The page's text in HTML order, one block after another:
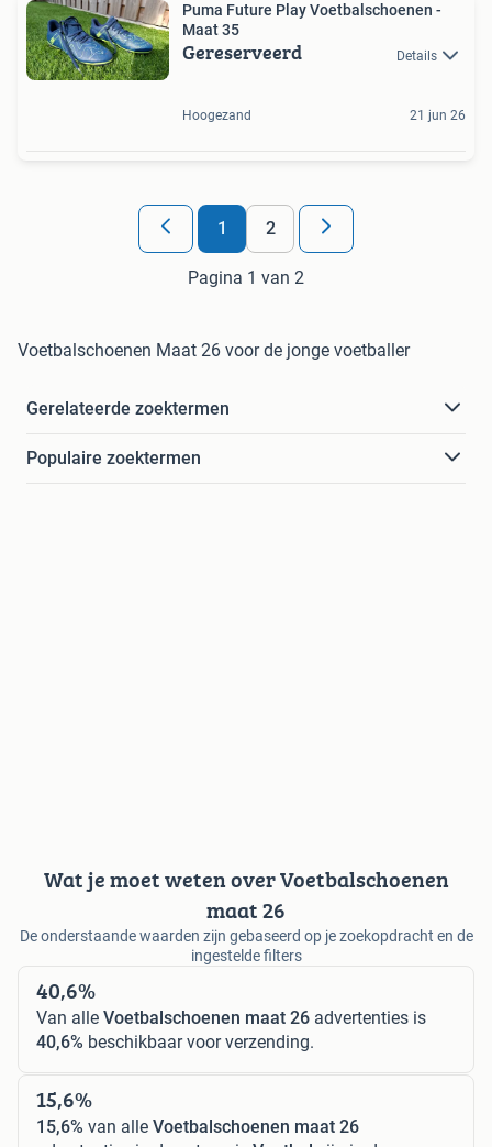
Puma Future Play Voetbalschoenen -
Maat 35
Gereserveerd Details
Hoogezand 21 jun 26
1 2
Pagina 1 van 2
Voetbalschoenen Maat 26 voor de jonge voetballer
Gerelateerde zoektermen
Populaire zoektermen
Wat je moet weten over Voetbalschoenen
maat 26
De onderstaande waarden zijn gebaseerd op je zoekopdracht en de
ingestelde filters
40,6%
Van alle Voetbalschoenen maat 26 advertenties is
40,6% beschikbaar voor verzending.
15,6%
15,6% van alle Voetbalschoenen maat 26